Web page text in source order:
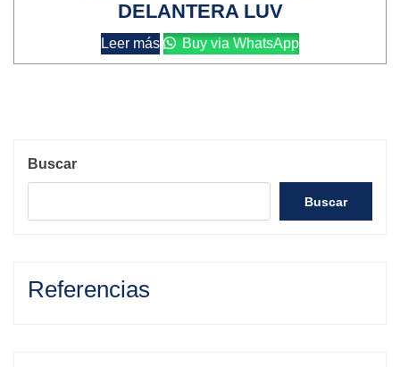
DELANTERA LUV
Leer más Buy via WhatsApp
Buscar
Buscar
Referencias